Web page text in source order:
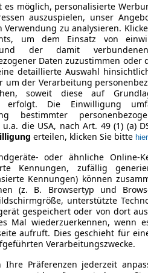
es möglich, personalisierte
auszuspielen, unser
Verwendung zu analysieren.
um dem Einsatz von
der damit
Daten zuzustimmen oder
detaillierte Auswahl
um der Verarbeitung
soweit diese auf
erfolgt. Die Einwilligung
bestimmter
die USA, nach Art. 49 (1) (a)
erteilen, klicken Sie bitte hier
oder ähnliche Online-
Kennungen, zufällig
Kennungen) können
(z. B. Browsertyp und
unterstützte
gespeichert oder von dort
Mal wiederzuerkennen, wenn
aufruft. Dies geschieht für
Verarbeitungszwecke.
Ihre Präferenzen jederzeit